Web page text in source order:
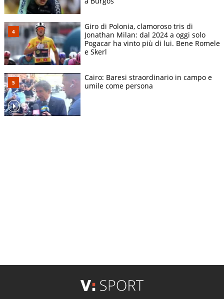
Giro di Polonia, clamoroso tris di
Jonathan Milan: dal 2024 a oggi solo
Pogacar ha vinto più di lui. Bene Romele
e Skerl
Cairo: Baresi straordinario in campo e
umile come persona